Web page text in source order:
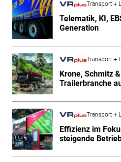
Transport +
Telematik, KI,
Generation
Transport +
Krone, Schmitz
Trailerbranche
Transport +
Effizienz im
steigende